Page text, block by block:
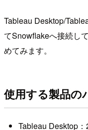
Tableau Desktop/
てSnowflakeへ接続し
めてみます。
使用する製品の
Tableau Desktop：